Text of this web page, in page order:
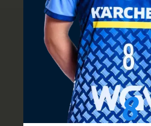
8